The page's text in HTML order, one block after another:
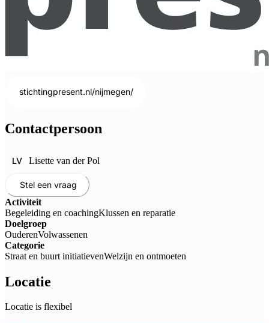
stichtingpresent.nl/nijmegen/
Contactpersoon
LV Lisette van der Pol
Stel een vraag
Activiteit
Begeleiding en coachingKlussen en reparatie
Doelgroep
OuderenVolwassenen
Categorie
Straat en buurt initiatievenWelzijn en ontmoeten
Locatie
Locatie is flexibel